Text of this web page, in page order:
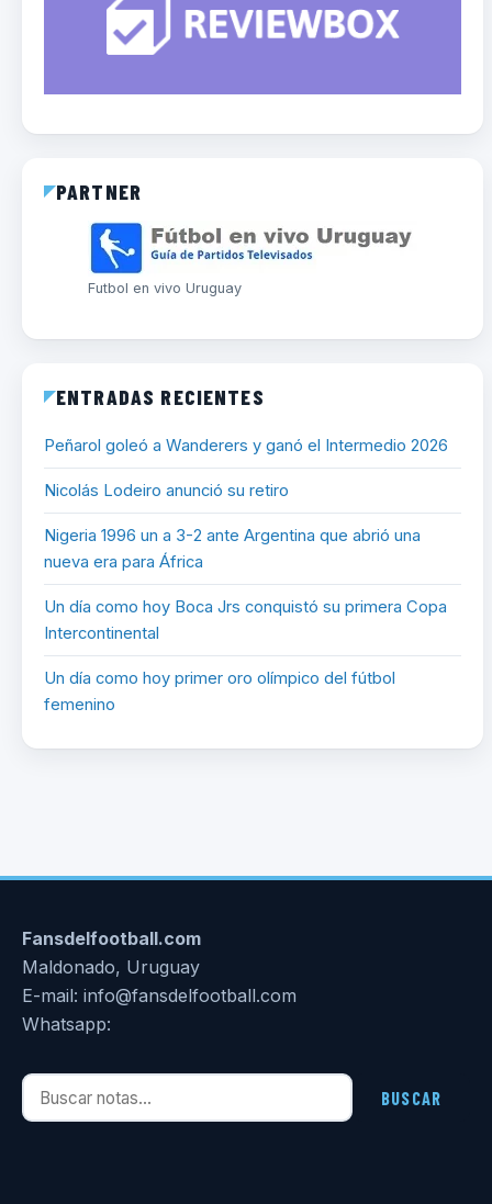
PARTNER
Futbol en vivo Uruguay
ENTRADAS RECIENTES
Peñarol goleó a Wanderers y ganó el Intermedio 2026
Nicolás Lodeiro anunció su retiro
Nigeria 1996 un a 3-2 ante Argentina que abrió una
nueva era para África
Un día como hoy Boca Jrs conquistó su primera Copa
Intercontinental
Un día como hoy primer oro olímpico del fútbol
femenino
Fansdelfootball.com
Maldonado, Uruguay
E-mail: info@fansdelfootball.com
Whatsapp:
Buscar notas BUSCAR